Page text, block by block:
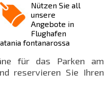
Nützen Sie all
unsere
Angebote in
Flughafen
fontanarossa
für das Parken am
reservieren Sie Ihren